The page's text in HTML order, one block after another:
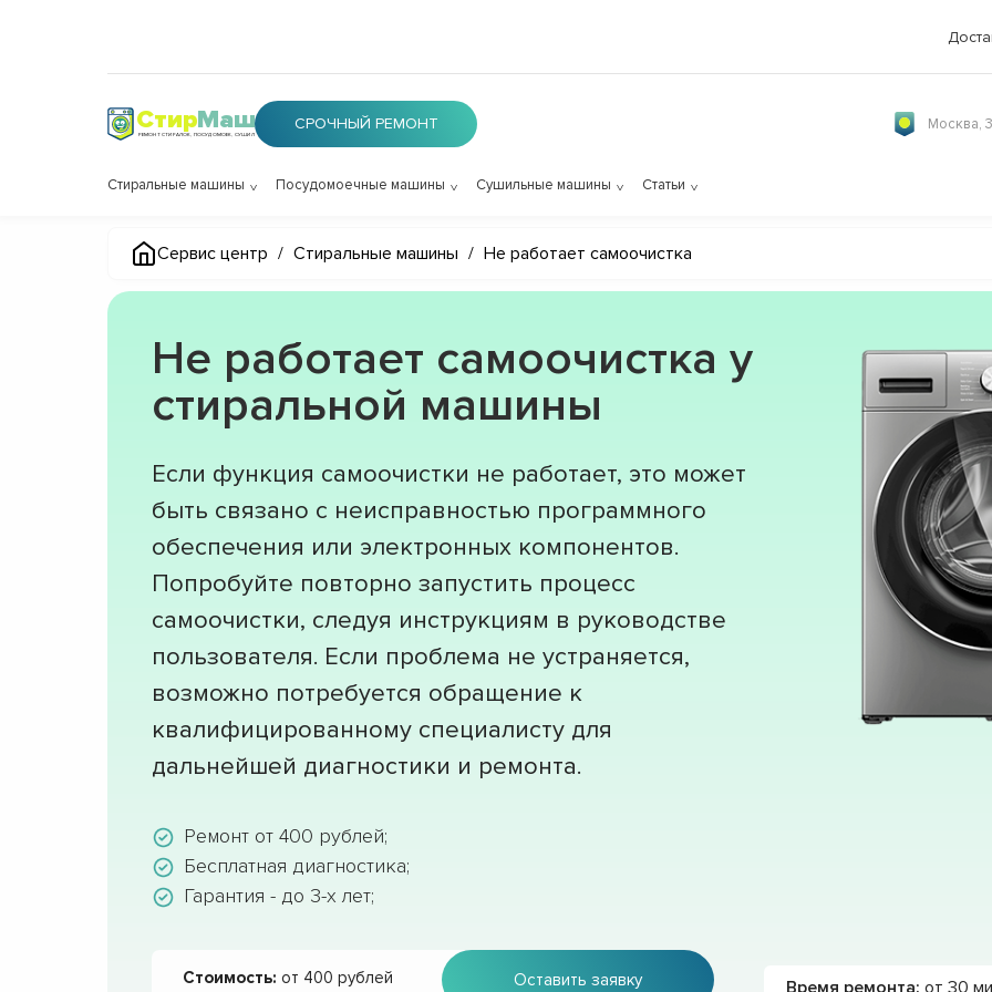
СтирМаш
РЕМОНТ СТИРАЛОК, ПОСУДОМОЕК, СУШИЛОК
СРОЧНЫЙ РЕМОНТ Москва,
Стиральные машины Посудомоечные машины Сушильные машины Статьи
Сервис центр / Стиральные машины / Не работает самоочистка
Не работает самоочистка у
стиральной машины
Если функция самоочистки не работает, это может
быть связано с неисправностью программного
обеспечения или электронных компонентов.
Попробуйте повторно запустить процесс
самоочистки, следуя инструкциям в руководстве
пользователя. Если проблема не устраняется,
возможно потребуется обращение к
квалифицированному специалисту для
дальнейшей диагностики и ремонта.
Ремонт от 400 рублей;
Бесплатная диагностика;
Гарантия - до 3-х лет;
Стоимость: от 400 рублей Оставить заявку Время ремонта: от 30